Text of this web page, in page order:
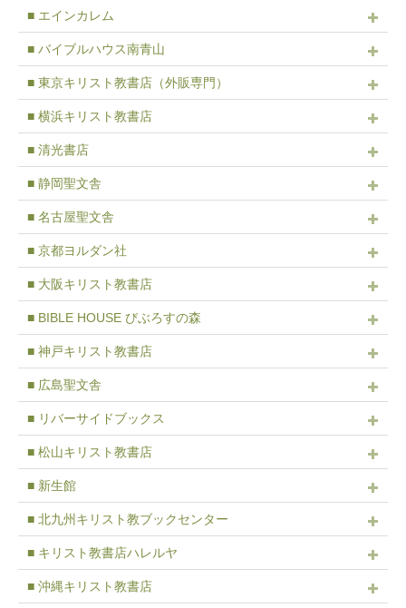
■ エインカレム
■ バイブルハウス南青山
■ 東京キリスト教書店（外販専門）
■ 横浜キリスト教書店
■ 清光書店
■ 静岡聖文舎
■ 名古屋聖文舎
■ 京都ヨルダン社
■ 大阪キリスト教書店
■ BIBLE HOUSE びぶろすの森
■ 神戸キリスト教書店
■ 広島聖文舎
■ リバーサイドブックス
■ 松山キリスト教書店
■ 新生館
■ 北九州キリスト教ブックセンター
■ キリスト教書店ハレルヤ
■ 沖縄キリスト教書店